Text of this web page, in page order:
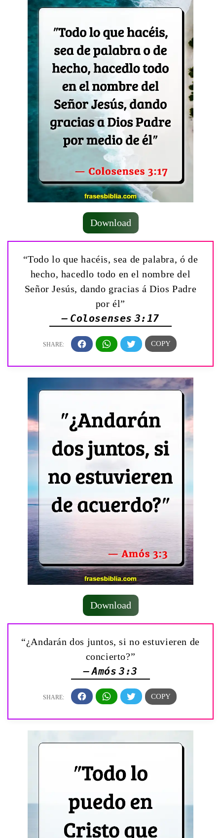
Download
“Todo lo que hacéis, sea de palabra, ó de
hecho, hacedlo todo en el nombre del
Señor Jesús, dando gracias á Dios Padre
por él”
— Colosenses 3:17
Download
“¿Andarán dos juntos, si no estuvieren de
concierto?”
— Amós 3:3